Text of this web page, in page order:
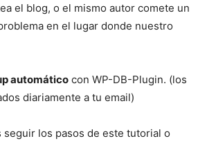
el blog, o el mismo autor comete un
en el lugar donde nuestro
automático con WP-DB-Plugin. (los
diariamente a tu email)
seguir los pasos de este tutorial o